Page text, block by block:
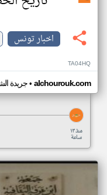
اخبار تونس
TA04HQ
جريدة• alchourouk.com
منذ ١٣
ساعة